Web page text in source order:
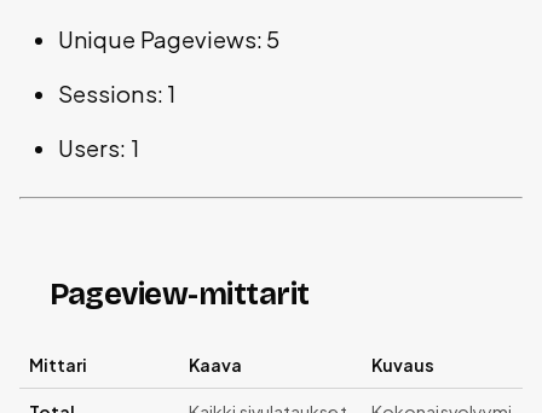
Unique Pageviews: 5
Sessions: 1
Users: 1
Pageview-mittarit
Mittari Kaava Kuvaus